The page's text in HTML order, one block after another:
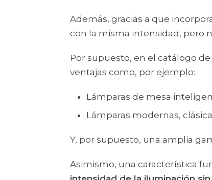
Además, gracias a que
con la misma intensidad, pero
Por supuesto, en el catálogo
ventajas como, por ejemplo:
Lámparas de mesa
Lámparas modernas,
Y, por supuesto, una amplia
Asimismo, una característica